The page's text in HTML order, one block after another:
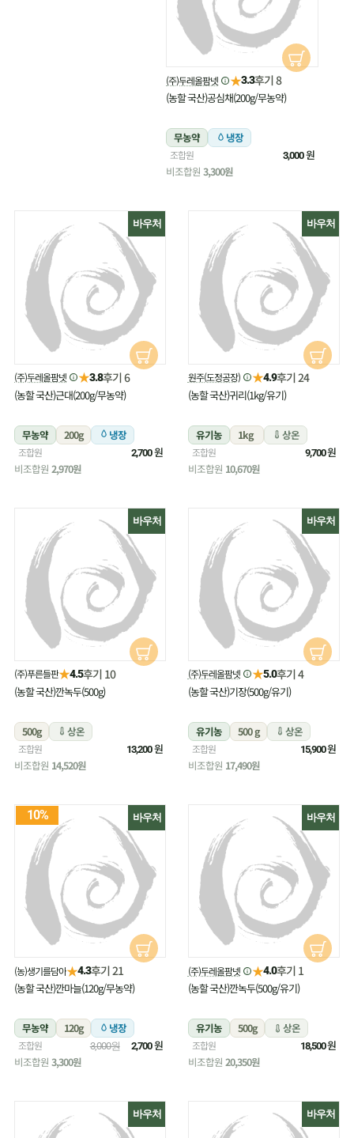
(주)두레올팜넷 ★3.3후기 8
(농할 국산)공심채(200g/무농약)
무농약 냉장
조합원 3,000원
비조합원3,300원
바우처
원주(도정공장) ★4.9후기 24
(농할 국산)귀리(1kg/유기)
유기농 1kg 상온
조합원 9,700원
비조합원 10,670원
바우처
(주)두레올팜넷 ★3.8후기 6
(농할 국산)근대(200g/무농약)
무농약 200g 냉장
조합원 2,700원
비조합원 2,970원
바우처
(주)두레올팜넷 ★5.0후기 4
(농할 국산)기장(500g/유기)
유기농 500 g 상온
조합원 15,900원
비조합원 17,490원
바우처
(주)푸른들판★4.5후기 10
(농할 국산)깐녹두(500g)
500g 상온
조합원 13,200원
비조합원 14,520원
바우처
(주)두레올팜넷 ★4.0후기 1
(농할 국산)깐녹두(500g/유기)
유기농 500g 상온
조합원 18,500원
비조합원 20,350원
바우처
10%
(농)생기를담아★4.3후기 21
(농할 국산)깐마늘(120g/무농약)
무농약 120g 냉장
조합원 3,000원 2,700원
비조합원 3,300원
바우처
바우처